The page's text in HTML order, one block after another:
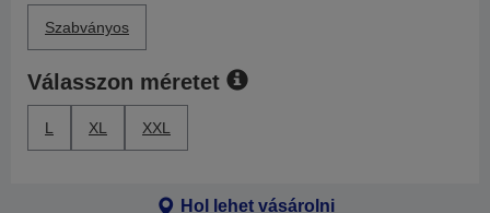
Szabványos
Válasszon méretet
L XL XXL
Hol lehet vásárolni